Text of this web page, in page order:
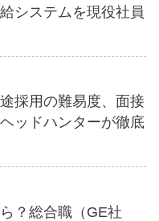
システムを現役社員
採用の難易度、面接
ッドハンターが徹底
？総合職（GE社